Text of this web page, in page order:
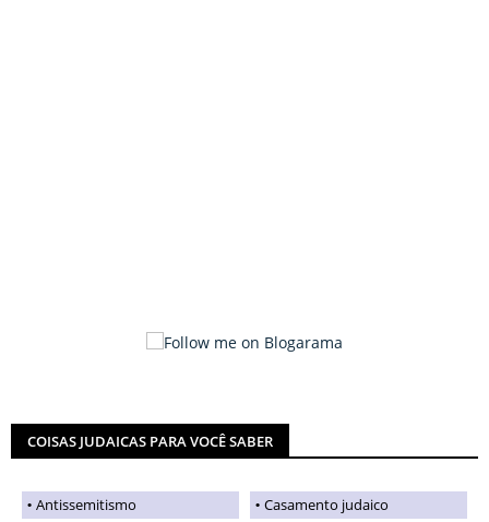
COISAS JUDAICAS PARA VOCÊ SABER
Antissemitismo
Casamento judaico